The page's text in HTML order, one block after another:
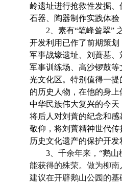
岭遗址进行抢救性发掘
石器、陶器制作实践体
2 、素有“笔峰耸翠
开发利用已作了前期策
军事战壕遗址、刘蕡墓
军事训练场、高沙锣鼓
光文化区。特别值得一
的历史人物，在他的身
中华民族伟大复兴的今
将后人对刘蕡的纪念和
敬仰，将刘蕡精神世代
历史文化遗产的保护开
3
千余年来，“鹅
能获得的殊荣。做为柳
建议在开辟鹅山公园的